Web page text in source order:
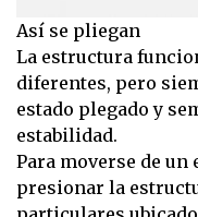
Así se pliegan
La estructura
diferentes, pero
estado plegado y
estabilidad.
Para moverse de un
presionar la